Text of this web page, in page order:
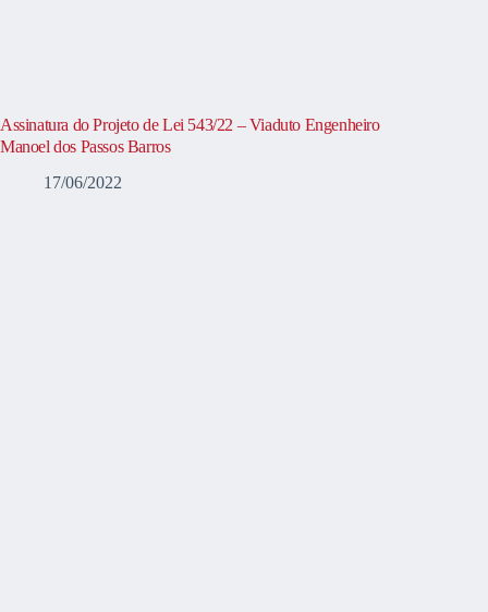
Assinatura do Projeto de Lei 543/22 – Viaduto Engenheiro
Manoel dos Passos Barros
17/06/2022